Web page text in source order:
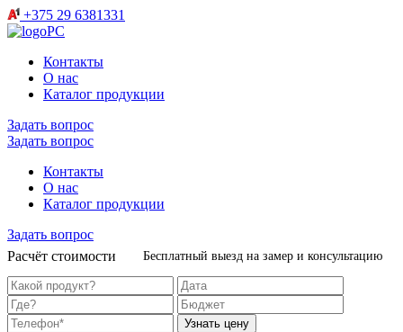
+375 29 6381331
Контакты
О нас
Каталог продукции
Задать вопрос
Задать вопрос
Контакты
О нас
Каталог продукции
Задать вопрос
Расчёт стоимости
Бесплатный выезд на замер и консультацию
Узнать цену